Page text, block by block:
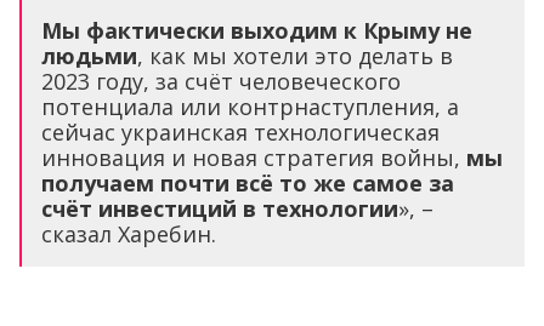
Мы фактически выходим к Крыму не
людьми, как мы хотели это делать в
2023 году, за счёт человеческого
потенциала или контрнаступления, а
сейчас украинская технологическая
инновация и новая стратегия войны, мы
получаем почти всё то же самое за
счёт инвестиций в технологии», –
сказал Харебин.